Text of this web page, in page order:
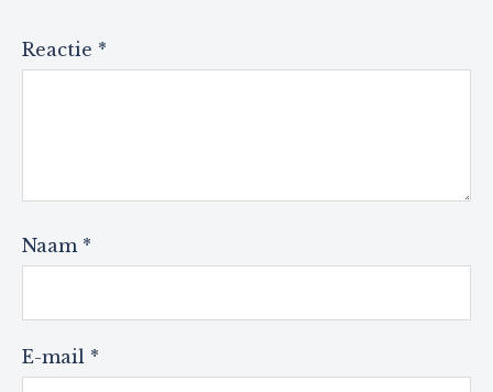
Reactie *
Naam *
E-mail *